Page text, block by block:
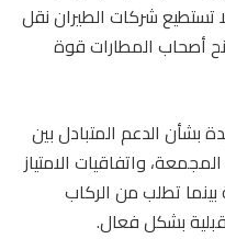
تستطيع شركات الطيران نقل
أصحاب المطارات قوة
بشأن الدعم المتبادل بين
واتفاقيات الامتياز
بينما تطلب من الركاب
بشكل فعال.